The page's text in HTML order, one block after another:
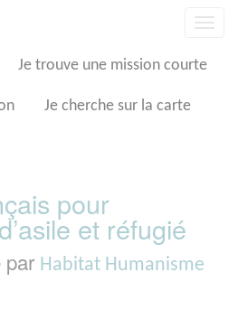
Je trouve une mission courte
Je cherche sur la carte
pour
et réfugié
par Habitat Humanisme